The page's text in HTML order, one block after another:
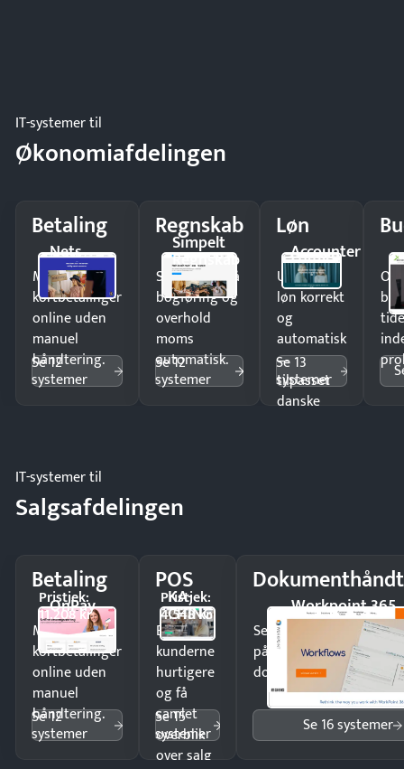
IT-systemer til
Økonomiafdelingen
Betaling
Nets
Modtag
kortbetalinger
online uden
manuel
håndtering.
Se 12
systemer
Regnskab
Simpelt
Regnskab
Spar timer på
bogføring og
overhold
moms
automatisk.
Se 12
systemer
Løn
Accounter
Udbetal
løn korrekt
og
automatisk
—
tilpasset
danske
Se 13
systemer
IT-systemer til
Salgsafdelingen
Betaling
OnPay
Pristjek:
11.208 kr
Modtag
kortbetalinger
online uden
manuel
håndtering.
Se 12
systemer
POS
KA-
CHING
Pristjek:
4.548 kr
Ekspedér
kunderne
hurtigere
og få
samlet
overblik
over salg
Se 15
systemer
Workpoint 365
Send kontrakter til
på minutter og mist
dokumenter.
Se 16 systemer